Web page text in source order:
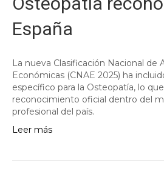
España
La nueva Clasificación Nacional de
Económicas (CNAE 2025) ha
específico para la Osteopatía, lo
reconocimiento oficial dentro del
profesional del país.
Leer más